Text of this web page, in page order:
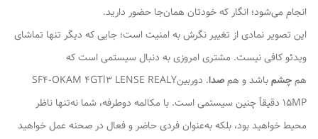
انجام می‌شود؛ انگار که خودتان همان‌جا حضور دارید.
این تصویر نمادی از تغییر نگرش به امنیت است؛ جایی که دیگر تنها تماشای
ویدئو کافی نیست. مشتری امروزی به دنبال سیستمی است که
همچشمباشد و همصدا
. دوربینSF4-OKAM 4GTl3 LENSE REALY
15MP دقیقاً چنین سیستمی است. با مکالمه دوطرفه، شما نه‌تنها ناظر
محیط خواهید بود، بلکه به‌عنوان فردی حاضر و فعال در صحنه عمل خواهید